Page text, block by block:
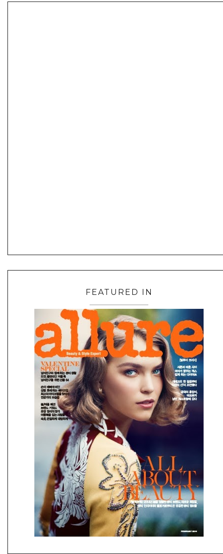
FEATURED IN